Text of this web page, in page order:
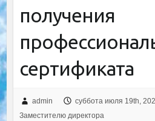
получения
сертификата
admin суббота июля 19th,
Заместителю директора